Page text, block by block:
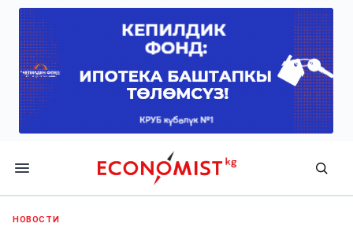
Economist.kg
НОВОСТИ